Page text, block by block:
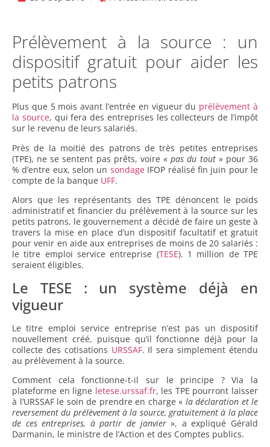
Prélèvement à la source : un
dispositif gratuit pour aider les
petits patrons
Plus que 5 mois avant l’entrée en vigueur du prélèvement à
la source, qui fera des entreprises les collecteurs de l’impôt
sur le revenu de leurs salariés.
Près de la moitié des patrons de très petites entreprises
(TPE), ne se sentent pas prêts, voire «pas du tout » pour 36
% d’entre eux, selon un sondageIFOP réalisé fin juin pour le
compte de la banque UFF.
Alors que les représentants des TPE dénoncent le poids
administratif et financier du prélèvement à la source sur les
petits patrons, le gouvernement a décidé de faire un geste à
travers la mise en place d’un dispositif facultatif et gratuit
pour venir en aide aux entreprises de moins de 20 salariés :
le titre emploi service entreprise (TESE). 1 million de TPE
seraient éligibles.
Le TESE : un système déjà en
vigueur
Le titre emploi service entreprise n’est pas un dispositif
nouvellement créé, puisque qu’il fonctionne déjà pour la
collecte des cotisations URSSAF. Il sera simplement étendu
au prélèvement à la source.
Comment cela fonctionne-t-il sur le principe ? Via la
plateforme en ligne letese.urssaf.fr, les TPE pourront laisser
à l’URSSAF le soin de prendre en charge « la déclaration et le
reversement du prélèvement à la source, gratuitement à la place
de ces entreprises, à partir de janvier», a expliqué Gérald
Darmanin, le ministre de l’Action et des Comptes publics.